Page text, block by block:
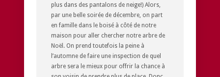
plus dans des pantalons de neige!) Alors,
par une belle soirée de décembre, on part
en famille dans le boisé à côté de notre
maison pour aller chercher notre arbre de
Noël. On prend toutefois la peine à
l’automne de faire une inspection de quel
arbre sera le mieux pour offrir la chance à